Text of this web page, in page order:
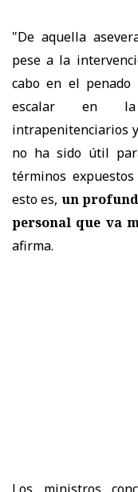
"De aquella
pese a la
cabo en el
escalar en la
intrapenitenciarios
no ha sido útil
términos
esto es, un
personal que va
afirma.